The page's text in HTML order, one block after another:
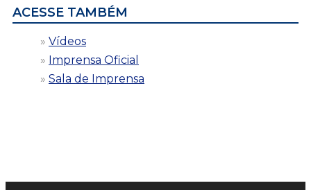
ACESSE TAMBÉM
Vídeos
Imprensa Oficial
Sala de Imprensa